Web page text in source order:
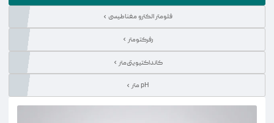
فلومتر الکترو مغناطیسی
رفرکتومتر
کانداکتیویتی‌متر